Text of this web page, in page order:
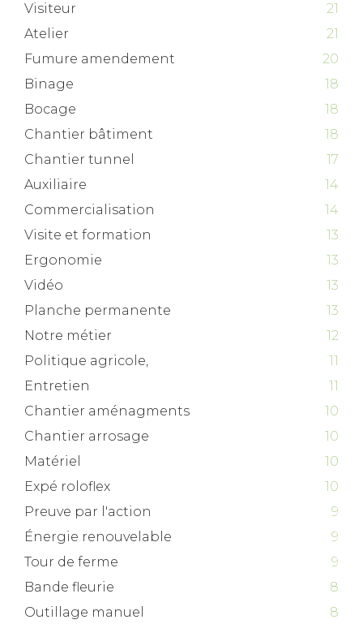
Visiteur
21
Atelier
21
Fumure amendement
20
Binage
18
Bocage
18
Chantier bâtiment
18
Chantier tunnel
17
Auxiliaire
14
Commercialisation
14
Visite et formation
13
Ergonomie
13
Vidéo
13
Planche permanente
13
Notre métier
12
Politique agricole,
11
Entretien
11
Chantier aménagments
10
Chantier arrosage
10
Matériel
10
Expé roloflex
10
Preuve par l'action
9
Énergie renouvelable
9
Tour de ferme
9
Bande fleurie
8
Outillage manuel
8